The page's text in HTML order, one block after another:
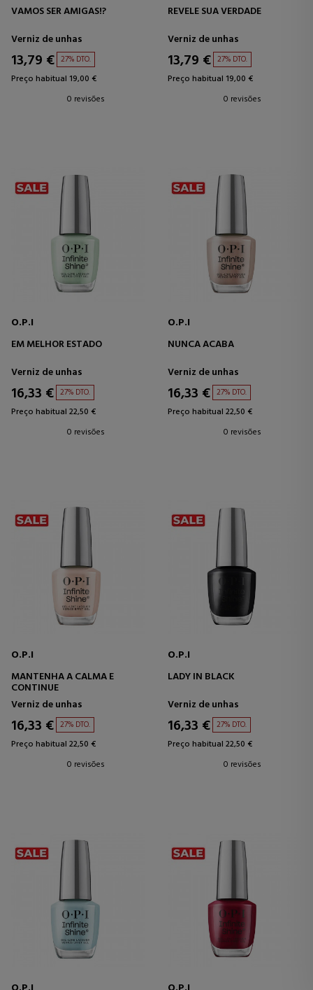
VAMOS SER AMIGAS!?
Verniz de unhas
13,79 € 27% DTO.
Preço habitual 19,00 €
0 revisões
REVELE SUA VERDADE
Verniz de unhas
13,79 € 27% DTO.
Preço habitual 19,00 €
0 revisões
O.P.I
EM MELHOR ESTADO
Verniz de unhas
16,33 € 27% DTO.
Preço habitual 22,50 €
0 revisões
O.P.I
NUNCA ACABA
Verniz de unhas
16,33 € 27% DTO.
Preço habitual 22,50 €
0 revisões
O.P.I
MANTENHA A CALMA E
CONTINUE
Verniz de unhas
16,33 € 27% DTO.
Preço habitual 22,50 €
0 revisões
O.P.I
LADY IN BLACK
Verniz de unhas
16,33 € 27% DTO.
Preço habitual 22,50 €
0 revisões